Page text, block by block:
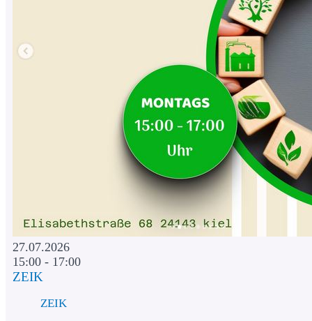
27.07.2026
15:00 - 17:00
ZEIK
ZEIK